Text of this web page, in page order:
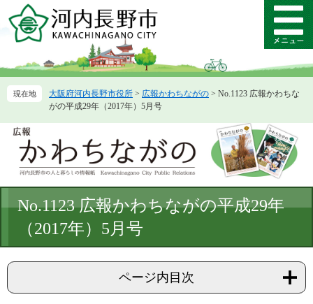
ー
先
ニ
を
て
メ
ニ
ー
大阪府河内長野市役所 > 広報かわちながの > No.1123 広報かわちな
がの平成29年（2017年）5月号
文
No.1123 広報かわちながの平成29年
（2017年）5月号
ページ内目次